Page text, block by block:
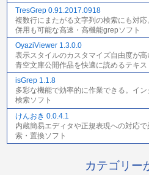
TresGrep 0.91.2017.0918
複数行にまたがる文字列の検索にも対
併用も可能な高速・高機能grepソフト
OyaziViewer 1.3.0.0
表示スタイルのカスタマイズ自由度が
青空文庫公開作品を快適に読めるテキス
isGrep 1.1.8
多彩な機能で効率的に作業できる。イ
検索ソフト
けんおき 0.0.4.1
内蔵簡易エディタや正規表現への対応
索・置換ソフト
カテゴリー